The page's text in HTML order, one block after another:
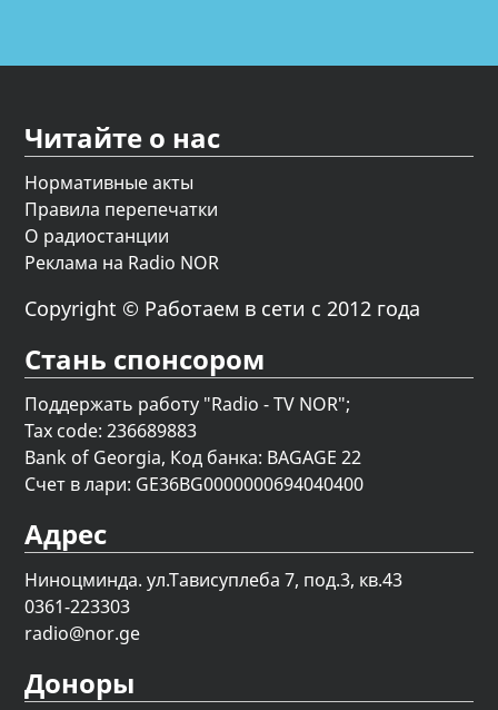
Читайте о нас
Нормативные акты
Правила перепечатки
О радиостанции
Реклама на Radio NOR
Copyright © Работаем в сети с 2012 года
Стань спонсором
Поддержать работу "Radio - TV NOR";
Tax code: 236689883
Bank of Georgia, Код банка: BAGAGE 22
Счет в лари: GE36BG0000000694040400
Адрес
Ниноцминда. ул.Тависуплеба 7, под.3, кв.43
0361-223303
radio@nor.ge
Доноры